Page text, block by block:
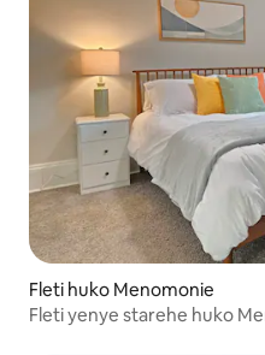
Fleti huko Menomonie
Fleti yenye starehe huko